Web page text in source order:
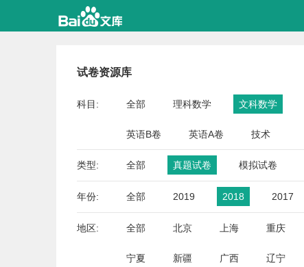
试卷资源库
科目: 全部 理科数学 文科数学
英语B卷 英语A卷 技术
类型: 全部 真题试卷 模拟试卷
年份: 全部 2019 2018 2017
地区: 全部 北京 上海 重庆
宁夏 新疆 广西 辽宁